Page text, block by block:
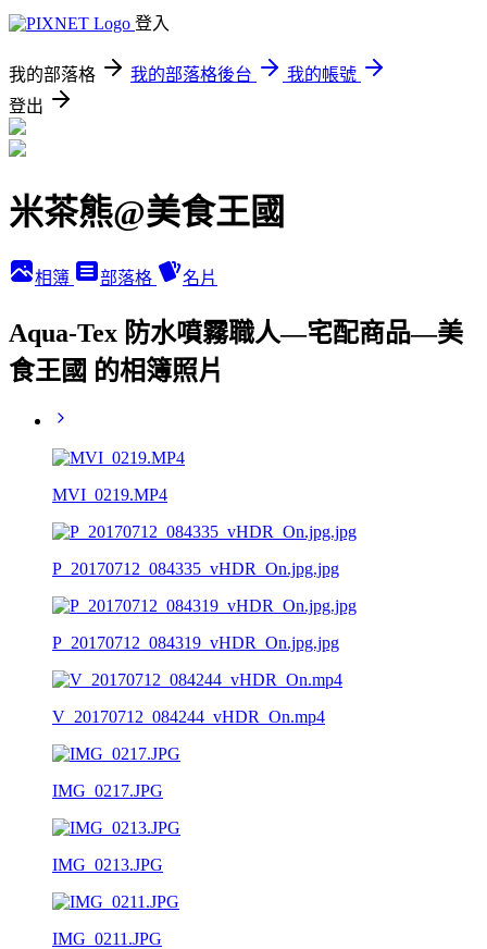
登入
我的部落格 我的部落格後台
我的帳號
登出
米茶熊@美食王國
相簿 部落格 名片
Aqua-Tex 防水噴霧職人—宅配商品—美
食王國 的相簿照片
MVI_0219.MP4
P_20170712_084335_vHDR_On.jpg.jpg
P_20170712_084319_vHDR_On.jpg.jpg
V_20170712_084244_vHDR_On.mp4
IMG_0217.JPG
IMG_0213.JPG
IMG_0211.JPG